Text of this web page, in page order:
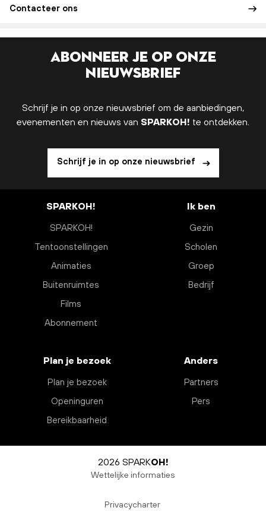
Contacteer ons
Abonneer je op onze
nieuwsbrief
Schrijf je in op onze nieuwsbrief om de aanbiedingen,
evenementen en nieuws van SPARKOH! te ontdekken.
Schrijf je in op onze nieuwsbrief
SPARKOH!
SPARKOH!
Tentoonstellingen
Animaties
Buitenruimtes
Films
Abonnement
Ik ben
Gezin
Scholen
Groep
Bedrijf
Plan je bezoek
Plan je bezoek
Openinguren
Bereikbaarheid
Anders
Partners
Pers
2026 SPARKOH!
Wettelijke informaties
Privacycharter